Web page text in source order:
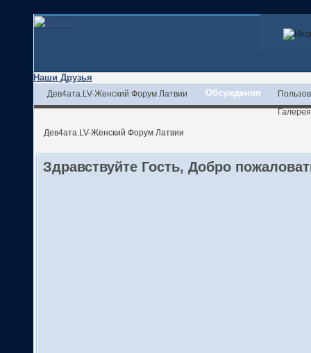
Наши Друзья
Дев4ата.LV-Женский Форум Латвии Обсуждения
Галерея
Дев4ата.LV-Женский Форум Латвии
Здравствуйте Гость, Добро